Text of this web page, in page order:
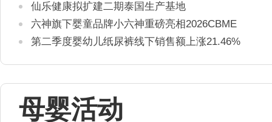
仙乐健康拟扩建二期泰国生产基地
六神旗下婴童品牌小六神重磅亮相2026CBME
第二季度婴幼儿纸尿裤线下销售额上涨21.46%
母婴活动